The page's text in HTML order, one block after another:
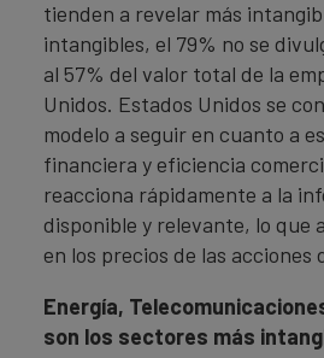
tienden a revelar más
intangibles, el 79% no se
al 57% del valor total de la
Unidos. Estados Unidos se
modelo a seguir en cuanto a
financiera y eficiencia
reacciona rápidamente a la
disponible y relevante, lo que
en los precios de las acciones
Energía,
son los sectores más